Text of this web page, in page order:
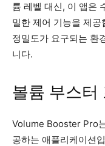
륨 레벨 대신, 이 앱은
밀한 제어 기능을 제
정밀도가 요구되는 환
니다.
볼륨 부스터
Volume Booster Pro
공하는 애플리케이션